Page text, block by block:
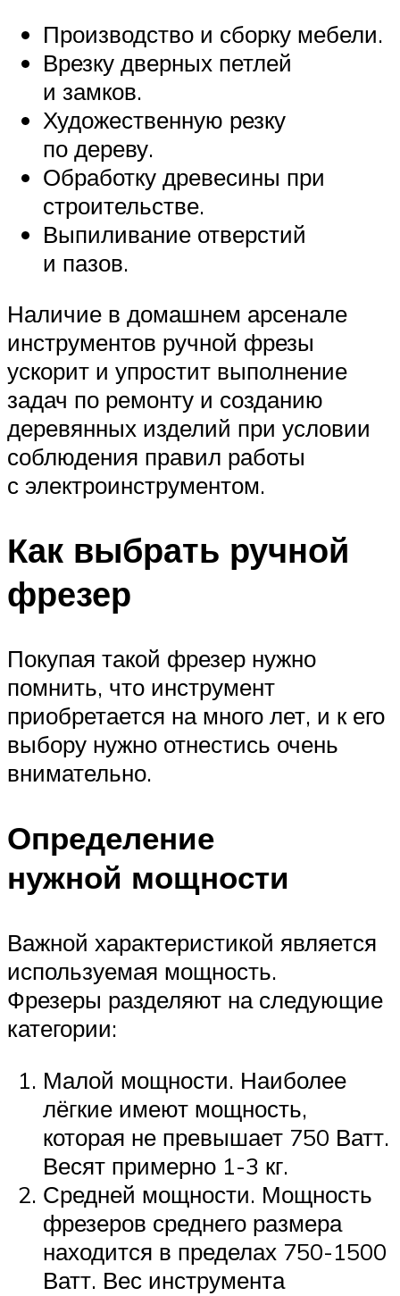
Производство и сборку мебели.
Врезку дверных петлей
и замков.
Художественную резку
по дереву.
Обработку древесины при
строительстве.
Выпиливание отверстий
и пазов.
Наличие в домашнем арсенале
инструментов ручной фрезы
ускорит и упростит выполнение
задач по ремонту и созданию
деревянных изделий при условии
соблюдения правил работы
с электроинструментом.
Как выбрать ручной
фрезер
Покупая такой фрезер нужно
помнить, что инструмент
приобретается на много лет, и к его
выбору нужно отнестись очень
внимательно.
Определение
нужной мощности
Важной характеристикой является
используемая мощность.
Фрезеры разделяют на следующие
категории:
Малой мощности. Наиболее
лёгкие имеют мощность,
которая не превышает 750 Ватт.
Весят примерно 1-3 кг.
Средней мощности. Мощность
фрезеров среднего размера
находится в пределах 750-1500
Ватт. Вес инструмента